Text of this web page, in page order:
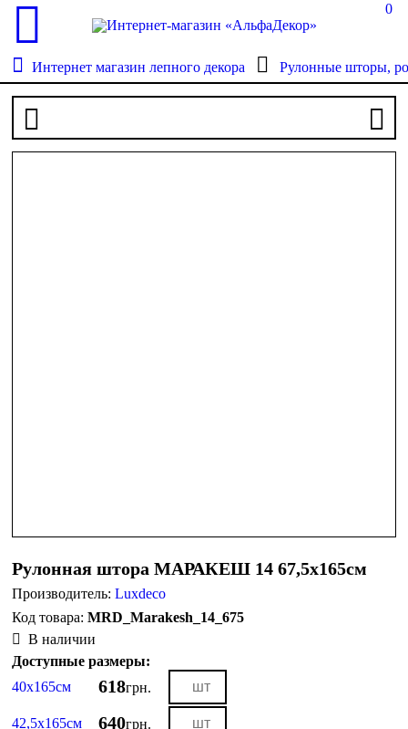
0
Интернет магазин лепного декора Рулонные шторы,
Рулонная штора МАРАКЕШ 14 67,5х165см
Производитель:Luxdeco
MRD_Marakesh_14_675
В наличии
Доступные размеры:
40х165см
618грн.
42,5х165см 640грн.